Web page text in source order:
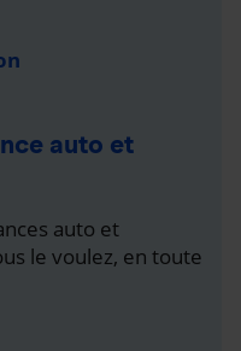
auto et
auto et
le voulez, en toute